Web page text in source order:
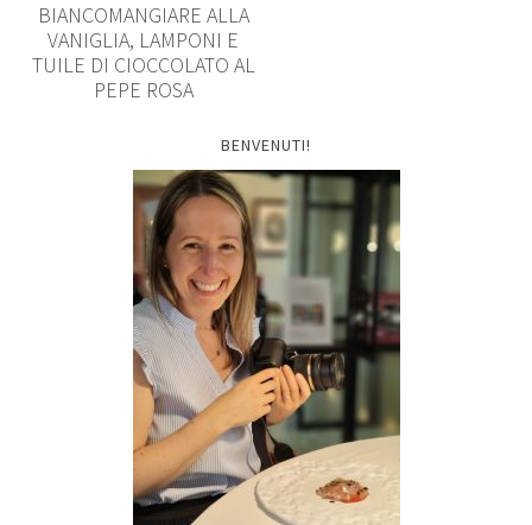
BIANCOMANGIARE ALLA
VANIGLIA, LAMPONI E
TUILE DI CIOCCOLATO AL
PEPE ROSA
BENVENUTI!